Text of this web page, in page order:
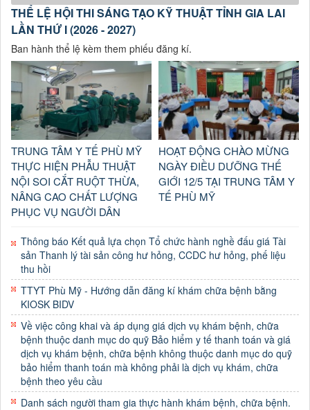
THỂ LỆ HỘI THI SÁNG TẠO KỸ THUẬT TỈNH GIA LAI
LẦN THỨ I (2026 - 2027)
Ban hành thể lệ kèm them phiếu đăng kí.
TRUNG TÂM Y TẾ PHÙ MỸ
THỰC HIỆN PHẪU THUẬT
NỘI SOI CẮT RUỘT THỪA,
NÂNG CAO CHẤT LƯỢNG
PHỤC VỤ NGƯỜI DÂN
HOẠT ĐỘNG CHÀO MỪNG
NGÀY ĐIỀU DƯỠNG THẾ
GIỚI 12/5 TẠI TRUNG TÂM Y
TẾ PHÙ MỸ
Thông báo Kết quả lựa chọn Tổ chức hành nghề đấu giá Tài
sản Thanh lý tài sản công hư hỏng, CCDC hư hỏng, phế liệu
thu hồi
TTYT Phù Mỹ - Hướng dẫn đăng kí khám chữa bệnh bằng
KIOSK BIDV
Về việc công khai và áp dụng giá dịch vụ khám bệnh, chữa
bệnh thuộc danh mục do quỹ Bảo hiểm y tế thanh toán và giá
dịch vụ khám bệnh, chữa bệnh không thuộc danh mục do quỹ
bảo hiểm thanh toán mà không phải là dịch vụ khám, chữa
bệnh theo yêu cầu
Danh sách người tham gia thực hành khám bệnh, chữa bệnh.